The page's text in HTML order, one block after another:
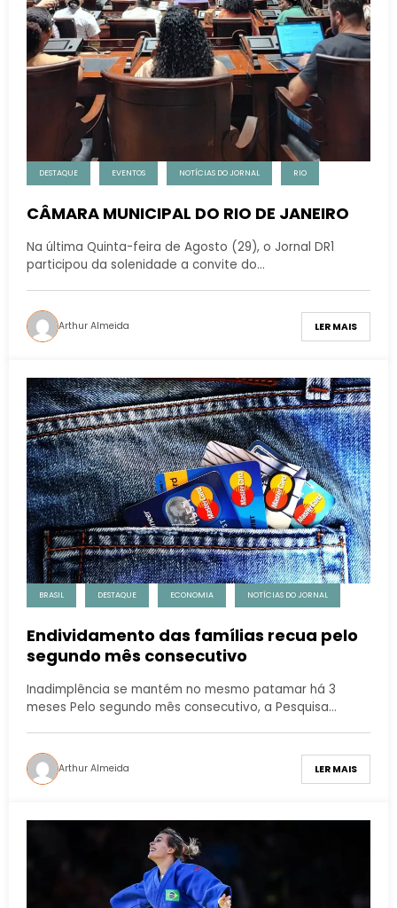
DESTAQUE EVENTOS NOTÍCIAS DO JORNAL RIO
CÂMARA MUNICIPAL DO RIO DE JANEIRO
Na última Quinta-feira de Agosto (29), o Jornal DR1
participou da solenidade a convite do…
Arthur Almeida LER MAIS
BRASIL DESTAQUE ECONOMIA NOTÍCIAS DO JORNAL
Endividamento das famílias recua pelo
segundo mês consecutivo
Inadimplência se mantém no mesmo patamar há 3
meses Pelo segundo mês consecutivo, a Pesquisa…
Arthur Almeida LER MAIS